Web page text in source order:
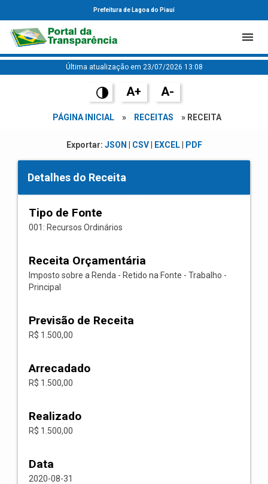
Prefeitura de Lagoa do Piauí
Última atualização em 23/07/2026 13:08
A+ A-
PÁGINA INICIAL » RECEITAS » RECEITA
Exportar: JSON CSV| EXCEL| PDF
Detalhes do Receita
Tipo de Fonte
001: Recursos Ordinários
Receita Orçamentária
Imposto sobre a Renda - Retido na Fonte - Trabalho -
Principal
Previsão de Receita
R$ 1.500,00
Arrecadado
R$ 1.500,00
Realizado
R$ 1.500,00
Data
2020-08-31